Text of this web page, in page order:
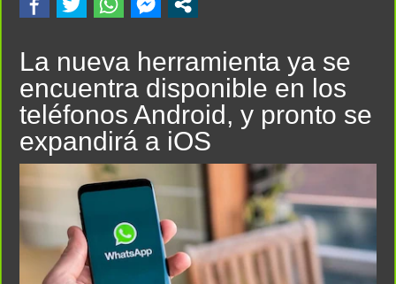
La nueva herramienta ya se
encuentra disponible en los
teléfonos Android, y pronto se
expandirá a iOS